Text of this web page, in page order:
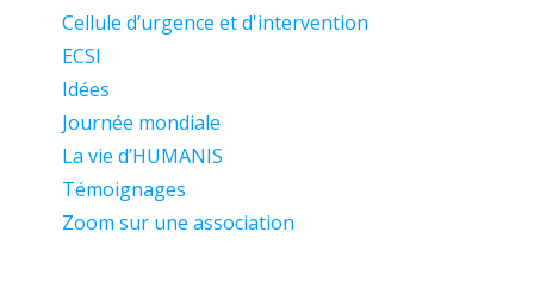
Cellule d’urgence et d'intervention
ECSI
Idées
Journée mondiale
La vie d’HUMANIS
Témoignages
Zoom sur une association